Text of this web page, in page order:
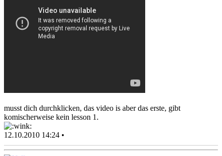
musst dich durchklicken, das video is aber das erste, gibt
komischerweise kein lesson 1.
12.10.2010 14:24 •